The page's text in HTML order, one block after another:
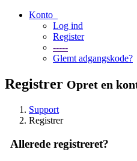
Konto
Log ind
Register
-----
Glemt adgangskode?
Registrer Opret en
Support
Registrer
Allerede registreret?